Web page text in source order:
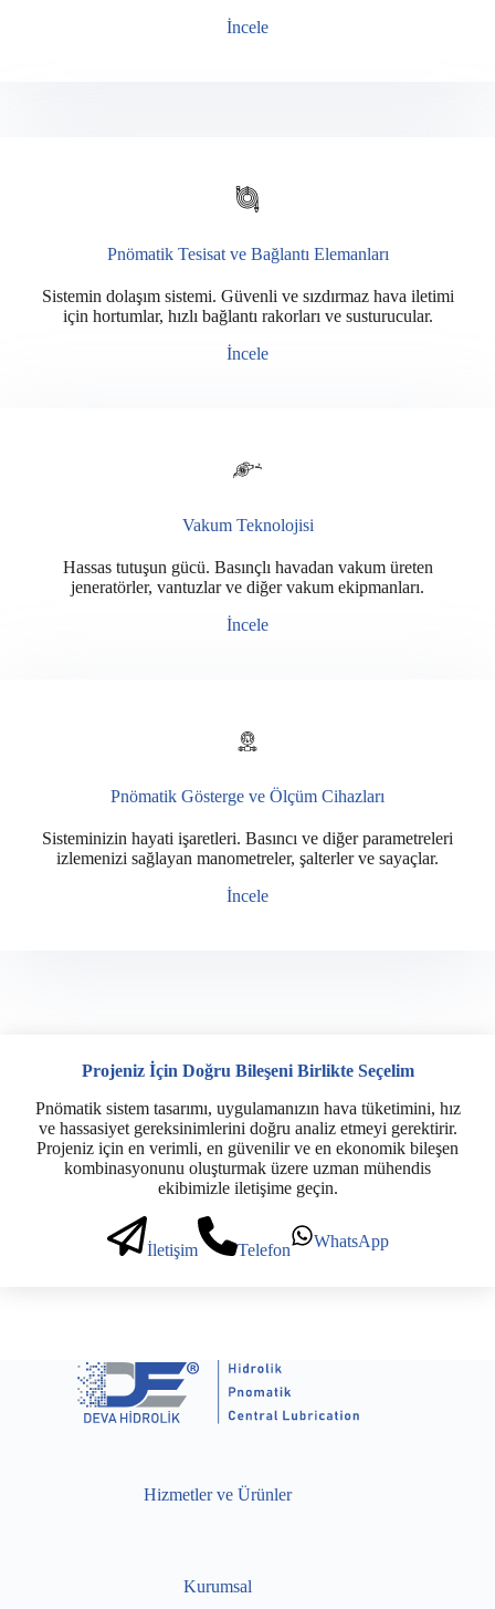
İncele
Pnömatik Tesisat ve Bağlantı Elemanları
Sistemin dolaşım sistemi. Güvenli ve sızdırmaz hava iletimi
için hortumlar, hızlı bağlantı rakorları ve susturucular.
İncele
Vakum Teknolojisi
Hassas tutuşun gücü. Basınçlı havadan vakum üreten
jeneratörler, vantuzlar ve diğer vakum ekipmanları.
İncele
Pnömatik Gösterge ve Ölçüm Cihazları
Sisteminizin hayati işaretleri. Basıncı ve diğer parametreleri
izlemenizi sağlayan manometreler, şalterler ve sayaçlar.
İncele
Projeniz İçin Doğru Bileşeni Birlikte Seçelim
Pnömatik sistem tasarımı, uygulamanızın hava tüketimini, hız
ve hassasiyet gereksinimlerini doğru analiz etmeyi gerektirir.
Projeniz için en verimli, en güvenilir ve en ekonomik bileşen
kombinasyonunu oluşturmak üzere uzman mühendis
ekibimizle iletişime geçin.
İletişim Telefon WhatsApp
Hizmetler ve Ürünler
Kurumsal